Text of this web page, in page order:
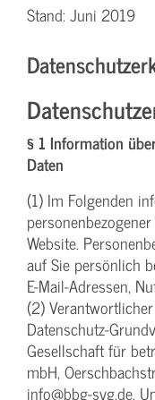
Stand: Juni 2019
§ 1 Information
Daten
(1) Im Folgenden
Website.
auf Sie persönlich
E-Mail-Adressen,
(2)
Datenschutz-
Gesellschaft für
mbH,
info@bbg-svg.de.